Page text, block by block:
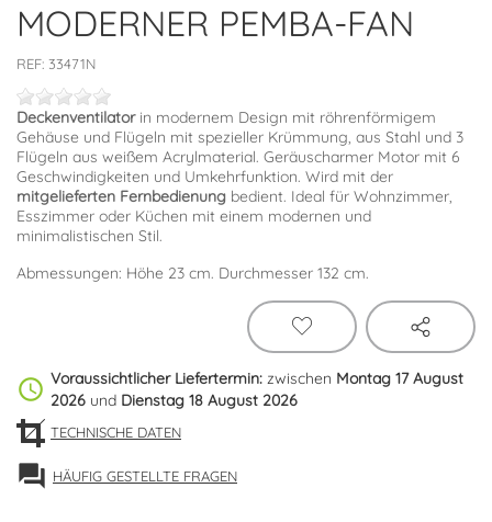
MODERNER PEMBA-FAN
REF: 33471N
Deckenventilator in modernem Design mit röhrenförmigem
Gehäuse und Flügeln mit spezieller Krümmung, aus Stahl und 3
Flügeln aus weißem Acrylmaterial. Geräuscharmer Motor mit 6
Geschwindigkeiten und Umkehrfunktion. Wird mit der
mitgelieferten Fernbedienung bedient. Ideal für Wohnzimmer,
Esszimmer oder Küchen mit einem modernen und
minimalistischen Stil.
Abmessungen: Höhe 23 cm. Durchmesser 132 cm.
schedule Voraussichtlicher Liefertermin: zwischen Montag 17 August
2026 und Dienstag 18 August 2026
TECHNISCHE DATEN
forum HÄUFIG GESTELLTE FRAGEN